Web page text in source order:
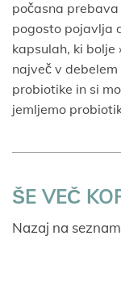
počasna
pogosto pojavlja
kapsulah, ki bolje
največ v
probiotike in si
jemljemo
ŠE VEČ
Nazaj na